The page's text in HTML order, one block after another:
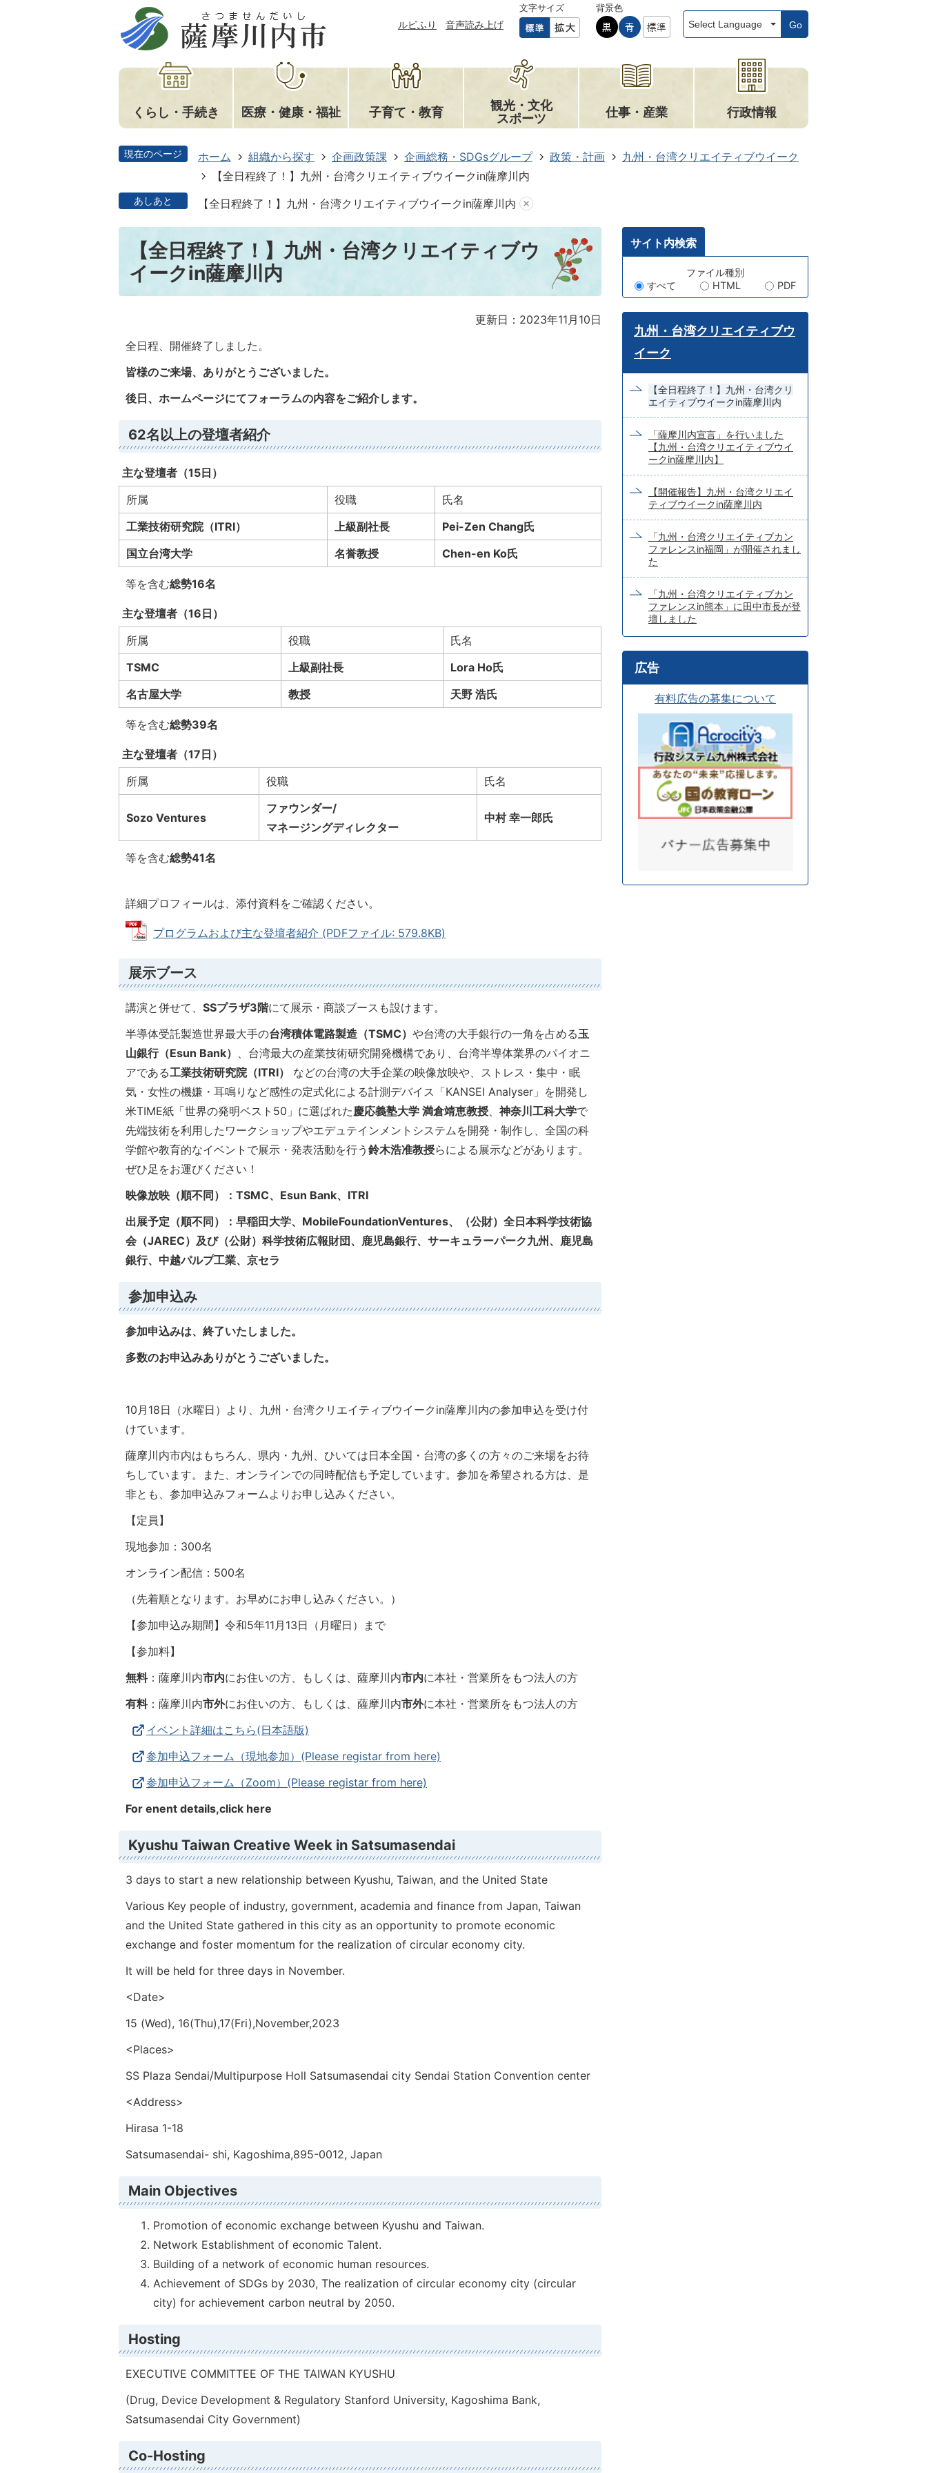
ルビふり 音声読み上げ
文字サイズ
背景色
Go
くらし・手続き 医療・健康・福祉 子育て・教育
観光・文化
スポーツ
仕事・産業 行政情報
現在のページ ホーム 組織から探す 企画政策課 企画総務・SDGsグループ 政策・計画
九州・台湾クリエイティブウイーク
【全日程終了！】九州・台湾クリエイティブウイークin薩摩川内
あしあと 【全日程終了！】九州・台湾クリエイティブウイークin薩摩川内
【全日程終了！】九州・台湾クリエイティブウ
イークin薩摩川内
更新日：2023年11月10日
全日程、開催終了しました。
皆様のご来場、ありがとうございました。
後日、ホームページにてフォーラムの内容をご紹介します。
62名以上の登壇者紹介
主な登壇者（15日）
所属
役職
氏名
工業技術研究院（ITRI）
上級副社長
Pei-Zen Chang氏
国立台湾大学
名誉教授 Chen-en Ko氏
等を含む総勢16名
主な登壇者（16日）
所属
役職
氏名
TSMC
上級副社長
Lora Ho氏
名古屋大学
教授 天野 浩氏
等を含む総勢39名
主な登壇者（17日）
所属
役職 氏名
Sozo Ventures
ファウンダー/
マネージングディレクター
中村 幸一郎氏
等を含む総勢41名
詳細プロフィールは、添付資料をご確認ください。
プログラムおよび主な登壇者紹介 (PDFファイル: 579.8KB)
展示ブース
講演と併せて、 SSプラザ3階にて展示・商談ブースも設けます。
半導体受託製造世界最大手の台湾積体電路製造（TSMC） や台湾の大手銀行の一角を占める玉
山銀行（Esun Bank） 、台湾最大の産業技術研究開発機構であり、台湾半導体業界のパイオニ
アである工業技術研究院（ITRI）
などの台湾の大手企業の映像放映や、ストレス・集中・眠
気・女性の機嫌・耳鳴りなど感性の定式化による計測デバイス「KANSEI Analyser」を開発し
米TIME紙「世界の発明ベスト50」に選ばれた慶応義塾大学 満倉靖恵教授、 神奈川工科大学で
先端技術を利用したワークショップやエデュテインメントシステムを開発・制作し、全国の科
学館や教育的なイベントで展示・発表活動を行う 鈴木浩准教授らによる展示などがあります。
ぜひ足をお運びください！
映像放映（順不同）：TSMC、Esun Bank、ITRI
出展予定（順不同）：早稲田大学、MobileFoundationVentures、（公財）全日本科学技術協
会（JAREC）及び（公財）科学技術広報財団、鹿児島銀行、サーキュラーパーク九州、鹿児島
銀行、中越パルプ工業、京セラ
参加申込み
参加申込みは、終了いたしました。
多数のお申込みありがとうございました。
10月18日（水曜日）より、九州・台湾クリエイティブウイークin薩摩川内の参加申込を受け付
けています。
薩摩川内市内はもちろん、県内・九州、ひいては日本全国・台湾の多くの方々のご来場をお待
ちしています。また、オンラインでの同時配信も予定しています。参加を希望される方は、是
非とも、参加申込みフォームよりお申し込みください。
【定員】
現地参加：300名
オンライン配信：500名
（先着順となります。お早めにお申し込みください。）
【参加申込み期間】令和5年11月13日（月曜日）まで
【参加料】
無料：薩摩川内市内にお住いの方、もしくは、薩摩川内市内に本社・営業所をもつ法人の方
有料：薩摩川内市外にお住いの方、もしくは、薩摩川内市外に本社・営業所をもつ法人の方
イベント詳細はこちら(日本語版)
参加申込フォーム（現地参加）(Please registar from here)
参加申込フォーム（Zoom）(Please registar from here)
For enent details,click here
Kyushu Taiwan Creative Week in Satsumasendai
3 days to start a new relationship between Kyushu, Taiwan, and the United State
Various Key people of industry, government, academia and finance from Japan, Taiwan
and the United State gathered in this city as an opportunity to promote economic
exchange and foster momentum for the realization of circular economy city.
It will be held for three days in November.
<Date>
15 (Wed), 16(Thu),17(Fri),November,2023
<Places>
SS Plaza Sendai/Multipurpose Holl Satsumasendai city Sendai Station Convention center
<Address>
Hirasa 1-18
Satsumasendai- shi, Kagoshima,895-0012, Japan
Main Objectives
Promotion of economic exchange between Kyushu and Taiwan.
Network Establishment of economic Talent.
Building of a network of economic human resources.
Achievement of SDGs by 2030, The realization of circular economy city (circular
city) for achievement carbon neutral by 2050.
Hosting
EXECUTIVE COMMITTEE OF THE TAIWAN KYUSHU
(Drug, Device Development & Regulatory Stanford University, Kagoshima Bank,
Satsumasendai City Government)
Co-Hosting
サイト内検索
ー
ワ
ー
ド
検
ファイル種別
すべて
HTML PDF
九州・台湾クリエイティブウ
イーク
【全日程終了！】九州・台湾クリ
エイティブウイークin薩摩川内
「薩摩川内宣言」を行いました
【九州・台湾クリエイティブウイ
ークin薩摩川内】
【開催報告】九州・台湾クリエイ
ティブウイークin薩摩川内
「九州・台湾クリエイティブカン
ファレンスin福岡」が開催されまし
た
「九州・台湾クリエイティブカン
ファレンスin熊本」に田中市長が登
壇しました
広告
有料広告の募集について